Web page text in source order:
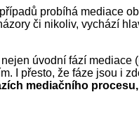
probíhá mediace
či nikoliv, vychází
úvodní fází mediace
I přesto, že fáze jsou i
mediačního